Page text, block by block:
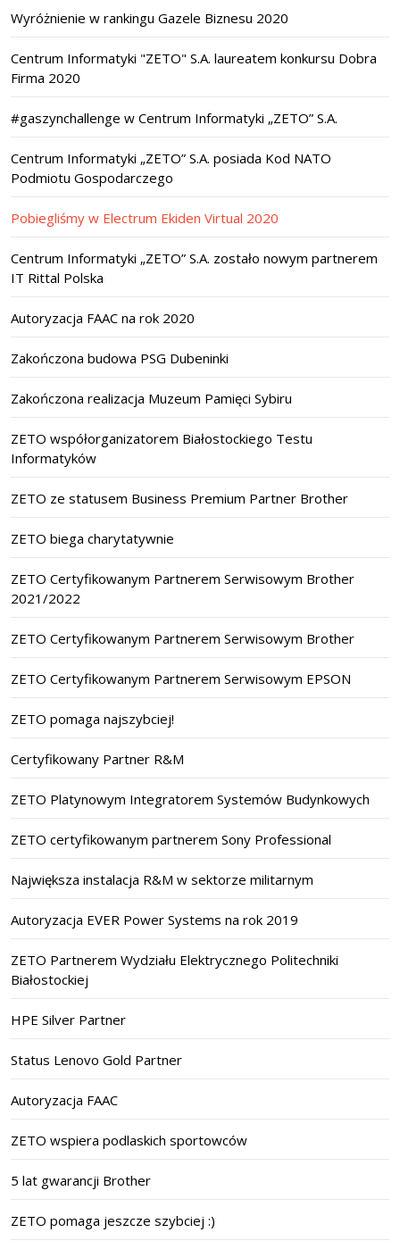
Wyróżnienie w rankingu Gazele Biznesu 2020
Centrum Informatyki "ZETO" S.A. laureatem konkursu Dobra
Firma 2020
#gaszynchallenge w Centrum Informatyki „ZETO” S.A.
Centrum Informatyki „ZETO” S.A. posiada Kod NATO
Podmiotu Gospodarczego
Pobiegliśmy w Electrum Ekiden Virtual 2020
Centrum Informatyki „ZETO” S.A. zostało nowym partnerem
IT Rittal Polska
Autoryzacja FAAC na rok 2020
Zakończona budowa PSG Dubeninki
Zakończona realizacja Muzeum Pamięci Sybiru
ZETO współorganizatorem Białostockiego Testu
Informatyków
ZETO ze statusem Business Premium Partner Brother
ZETO biega charytatywnie
ZETO Certyfikowanym Partnerem Serwisowym Brother
2021/2022
ZETO Certyfikowanym Partnerem Serwisowym Brother
ZETO Certyfikowanym Partnerem Serwisowym EPSON
ZETO pomaga najszybciej!
Certyfikowany Partner R&M
ZETO Platynowym Integratorem Systemów Budynkowych
ZETO certyfikowanym partnerem Sony Professional
Największa instalacja R&M w sektorze militarnym
Autoryzacja EVER Power Systems na rok 2019
ZETO Partnerem Wydziału Elektrycznego Politechniki
Białostockiej
HPE Silver Partner
Status Lenovo Gold Partner
Autoryzacja FAAC
ZETO wspiera podlaskich sportowców
5 lat gwarancji Brother
ZETO pomaga jeszcze szybciej :)